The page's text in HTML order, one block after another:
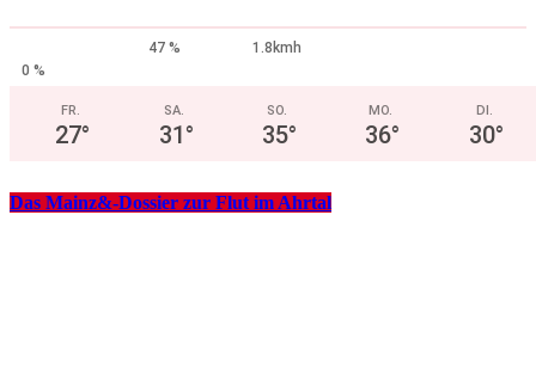
47 %
1.8kmh
0 %
FR.
27°
SA.
31°
SO.
35°
MO.
36°
DI.
30°
Das Mainz&-Dossier zur Flut im Ahrtal